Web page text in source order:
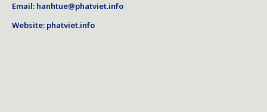
Email: hanhtue@phatviet.info
Website: phatviet.info